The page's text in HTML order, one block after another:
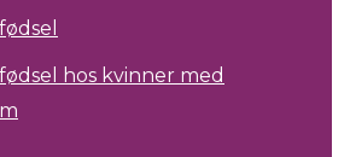
hos kvinner med